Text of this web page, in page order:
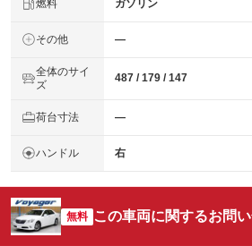
燃料 ガソリン
その他 ―
全体のサイ
ズ
487 / 179 / 147
荷台寸法 ―
ハンドル 右
無料 この車両に関するお問